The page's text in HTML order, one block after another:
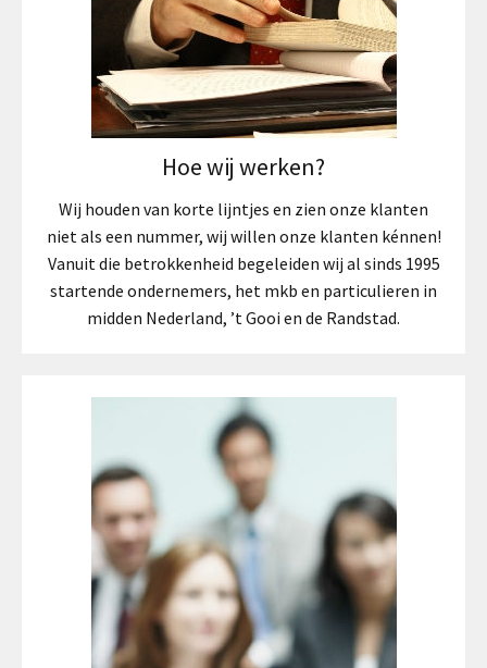
Hoe wij werken?
Wij houden van korte lijntjes en zien onze klanten
niet als een nummer, wij willen onze klanten kénnen!
Vanuit die betrokkenheid begeleiden wij al sinds 1995
startende ondernemers, het mkb en particulieren in
midden Nederland, ’t Gooi en de Randstad.